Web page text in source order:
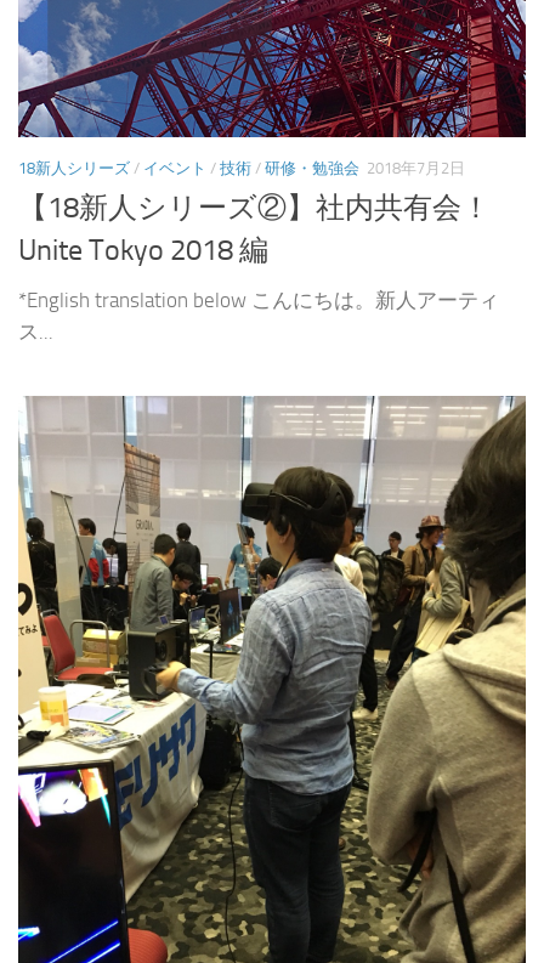
18新人シリーズ / イベント / 技術 / 研修・勉強会 2018年7月2日
【18新人シリーズ②】社内共有会！
Unite Tokyo 2018 編
*English translation below こんにちは。新人アーティ
ス...